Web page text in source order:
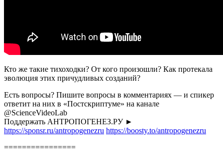
Кто ‎же ‎такие‏ ‎тихоходки? ‎От ‎кого ‎произошли?‏ ‎‎Как ‎протекала
‎эволюция ‎этих ‎причудливых ‎созданий?
Есть вопросы? Пишите вопросы в комментариях — и спикер
ответит на них в «Постскриптуме» на канале
@ScienceVideoLab
Поддержать АНТРОПОГЕНЕЗ.РУ ►
https://sponsr.ru/antropogenezru https://boosty.to/antropogenezru
================